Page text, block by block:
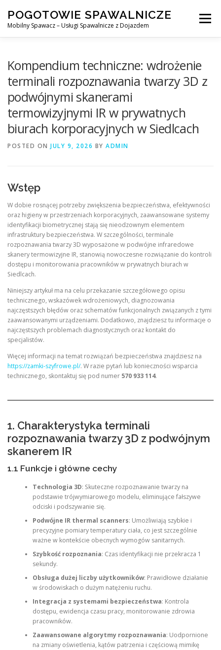
content
POGOTOWIE SPAWALNICZE
Mobilny Spawacz – Usługi Spawalnicze z Dojazdem
Menu
SPAWANIE MIG/MAG (GMAW)
KONTAKT
Kompendium techniczne: wdrożenie
terminali rozpoznawania twarzy 3D z
podwójnymi skanerami
termowizyjnymi IR w prywatnych
biurach korporacyjnych w Siedlcach
POSTED ON JULY 9, 2026 BY ADMIN
Wstęp
W dobie rosnącej potrzeby zwiększenia bezpieczeństwa, efektywności
oraz higieny w przestrzeniach korporacyjnych, zaawansowane systemy
identyfikacji biometrycznej stają się nieodzownym elementem
infrastruktury bezpieczeństwa. W szczególności, terminale
rozpoznawania twarzy 3D wyposażone w podwójne infraredowe
skanery termowizyjne IR, stanowią nowoczesne rozwiązanie do kontroli
dostępu i monitorowania pracowników w prywatnych biurach w
Siedlcach.
Niniejszy artykuł ma na celu przekazanie szczegółowego opisu
technicznego, wskazówek wdrożeniowych, diagnozowania
najczęstszych błędów oraz schematów funkcjonalnych związanych z tymi
zaawansowanymi urządzeniami. Dodatkowo, znajdziesz tu informacje o
najczęstszych problemach diagnostycznych oraz kontakt do
specjalistów.
Więcej informacji na temat rozwiązań bezpieczeństwa znajdziesz na
https://zamki-szyfrowe.pl/. W razie pytań lub konieczności wsparcia
technicznego, skontaktuj się pod numer 570 933 114.
1. Charakterystyka terminali
rozpoznawania twarzy 3D z podwójnym
skanerem IR
1.1 Funkcje i główne cechy
Technologia 3D: Skuteczne rozpoznawanie twarzy na
podstawie trójwymiarowego modelu, eliminujące fałszywe
odciski i podszywanie się.
Podwójne IR thermal scanners: Umożliwiają szybkie i
precyzyjne pomiary temperatury ciała, co jest szczególnie
ważne w kontekście obecnych wymogów sanitarnych.
Szybkość rozpoznania: Czas identyfikacji nie przekracza 1
sekundy.
Obsługa dużej liczby użytkowników: Prawidłowe działanie
w środowiskach o dużym natężeniu ruchu.
Integracja z systemami bezpieczeństwa: Kontrola
dostępu, ewidencja czasu pracy, monitorowanie zdrowia
pracowników.
Zaawansowane algorytmy rozpoznawania: Uodpornione
na zmiany oświetlenia, kątów patrzenia i częściową mimikę